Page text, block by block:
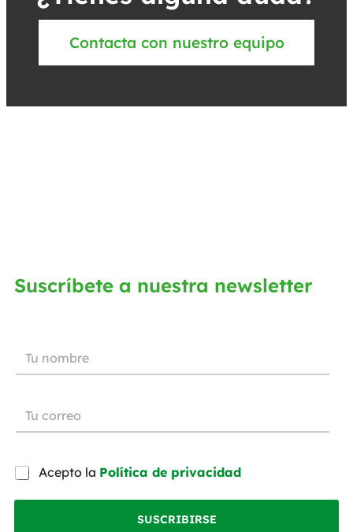
Contacta con nuestro equipo
Suscríbete a nuestra newsletter
Acepto la Política de privacidad
SUSCRIBIRSE